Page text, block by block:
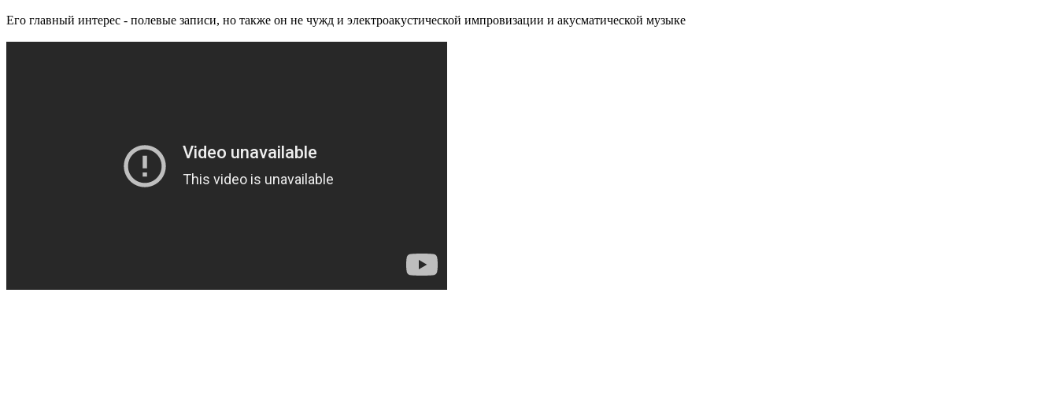
Его главный интерес - полевые записи, но также он не чужд и электроакустической импровизации и акусматической музыке